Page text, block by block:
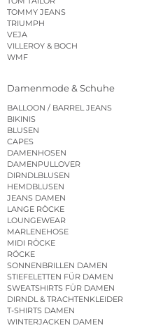
TOMMY JEANS
TRIUMPH
VEJA
VILLEROY & BOCH
WMF
Damenmode & Schuhe
BALLOON / BARREL JEANS
BIKINIS
BLUSEN
CAPES
DAMENHOSEN
DAMENPULLOVER
DIRNDLBLUSEN
HEMDBLUSEN
JEANS DAMEN
LANGE RÖCKE
LOUNGEWEAR
MARLENEHOSE
MIDI RÖCKE
RÖCKE
SONNENBRILLEN DAMEN
STIEFELETTEN FÜR DAMEN
SWEATSHIRTS FÜR DAMEN
DIRNDL & TRACHTENKLEIDER
T-SHIRTS DAMEN
WINTERJACKEN DAMEN